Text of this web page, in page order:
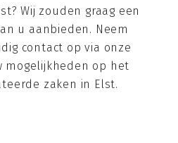
Wij zouden graag een
u aanbieden. Neem
contact op via onze
mogelijkheden op het
zaken in Elst.